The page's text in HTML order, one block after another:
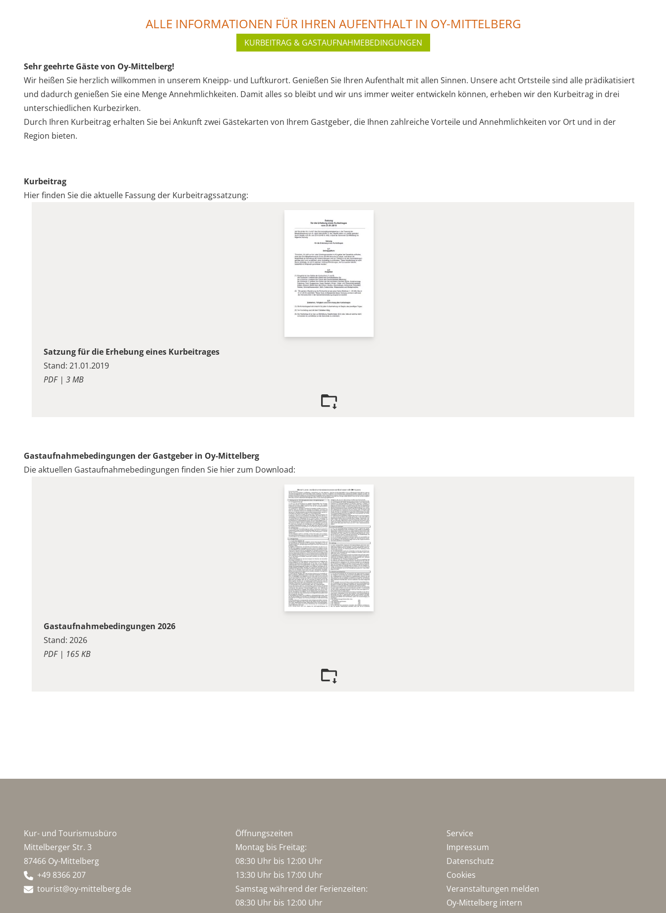
ALLE INFORMATIONEN FÜR IHREN AUFENTHALT IN OY-MITTELBERG
KURBEITRAG & GASTAUFNAHMEBEDINGUNGEN
Sehr geehrte Gäste von Oy-Mittelberg!
Wir heißen Sie herzlich willkommen in unserem Kneipp- und Luftkurort. Genießen Sie Ihren Aufenthalt mit allen Sinnen. Unsere acht Ortsteile sind alle prädikatisiert
und dadurch genießen Sie eine Menge Annehmlichkeiten. Damit alles so bleibt und wir uns immer weiter entwickeln können, erheben wir den Kurbeitrag in drei
unterschiedlichen Kurbezirken.
Durch Ihren Kurbeitrag erhalten Sie bei Ankunft zwei Gästekarten von Ihrem Gastgeber, die Ihnen zahlreiche Vorteile und Annehmlichkeiten vor Ort und in der
Region bieten.
Kurbeitrag
Hier finden Sie die aktuelle Fassung der Kurbeitragssatzung:
Satzung für die Erhebung eines Kurbeitrages
Stand: 21.01.2019
PDF | 3 MB
Gastaufnahmebedingungen der Gastgeber in Oy-Mittelberg
Die aktuellen Gastaufnahmebedingungen finden Sie hier zum Download:
Gastaufnahmebedingungen 2026
Stand: 2026
PDF | 165 KB
Kur- und Tourismusbüro
Mittelberger Str. 3
87466 Oy-Mittelberg
+49 8366 207
tourist@oy-mittelberg.de
Öffnungszeiten
Montag bis Freitag:
08:30 Uhr bis 12:00 Uhr
13:30 Uhr bis 17:00 Uhr
Samstag während der Ferienzeiten:
08:30 Uhr bis 12:00 Uhr
Service
Impressum
Datenschutz
Cookies
Veranstaltungen melden
Oy-Mittelberg intern